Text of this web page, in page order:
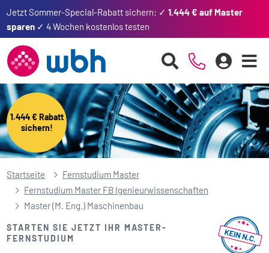
Jetzt Sommer-Special-Rabatt sichern: ✓1.444 € auf Master
sparen ✓ 4 Wochen kostenlos testen
1.444 € Rabatt
sichern!
Startseite
Fernstudium Master
Fernstudium Master FB Igenieurwissenschaften
Master (M. Eng.) Maschinenbau
STARTEN SIE JETZT IHR MASTER-
FERNSTUDIUM